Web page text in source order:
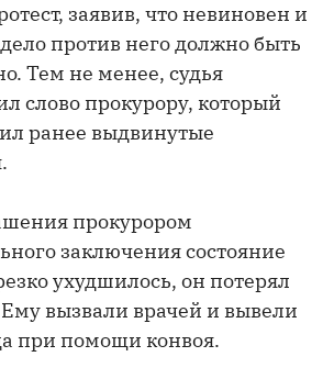
заявив, что невиновен и
против него должно быть
Тем не менее, судья
слово прокурору, который
ранее выдвинутые
прокурором
заключения состояние
ухудшилось, он потерял
вызвали врачей и вывели
при помощи конвоя.